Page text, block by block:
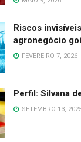
Riscos
agronegócio
FEVEREIRO 7, 2026
Perfil: Silvana
SETEMBRO 13,